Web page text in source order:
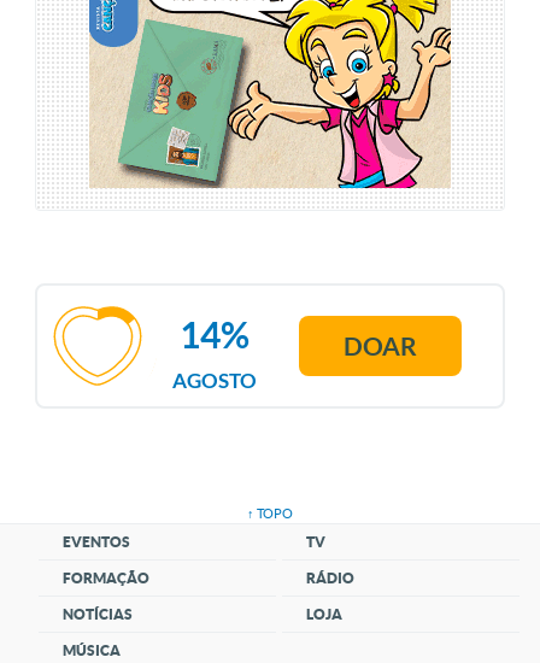
AGOSTO
14% DOAR
↑ TOPO
EVENTOS
FORMAÇÃO
NOTÍCIAS
MÚSICA
TV
RÁDIO
LOJA